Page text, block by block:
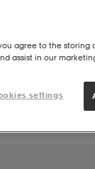
Joukkueen
Leppä
agree to the
assist in our
settings